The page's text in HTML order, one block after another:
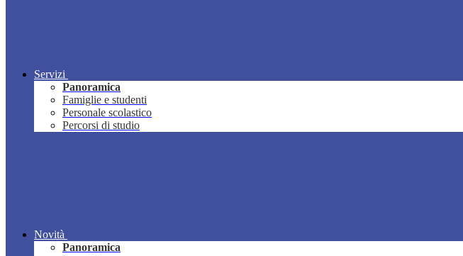
Servizi
Panoramica
Famiglie e studenti
Personale scolastico
Percorsi di studio
Novità
Panoramica